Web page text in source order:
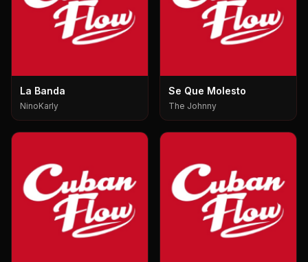
La Banda
NinoKarly
Se Que Molesto
The Johnny